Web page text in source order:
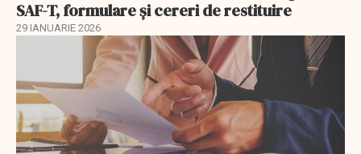
SAF-T, formulare și cereri de restituire
29 IANUARIE 2026